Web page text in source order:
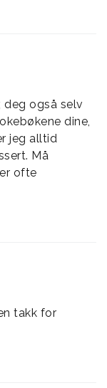
deg også selv
dine,
jeg alltid
Må
ofte
takk for